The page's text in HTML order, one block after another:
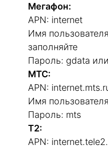
Мегафон:
APN: internet
Имя
заполняйте
Пароль: gdata
МТС:
APN:
Имя
Пароль: mts
T2:
APN: